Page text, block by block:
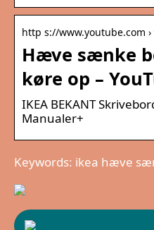
http s://www.youtube.com ›
Hæve sænke
køre op –
IKEA BEKANT
Manualer+
Keywords: ikea hæve